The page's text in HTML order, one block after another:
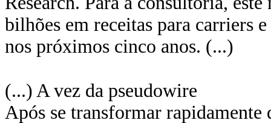
bilhões em receitas para carriers
nos próximos cinco anos. (...)
(...) A vez da pseudowire
Após se transformar rapidamente